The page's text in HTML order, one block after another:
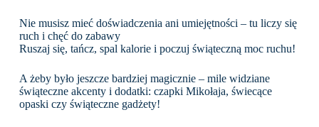
Nie musisz mieć doświadczenia ani umiejętności – tu liczy się
ruch i chęć do zabawy
Ruszaj się, tańcz, spal kalorie i poczuj świąteczną moc ruchu!
A żeby było jeszcze bardziej magicznie – mile widziane
świąteczne akcenty i dodatki: czapki Mikołaja, świecące
opaski czy świąteczne gadżety!